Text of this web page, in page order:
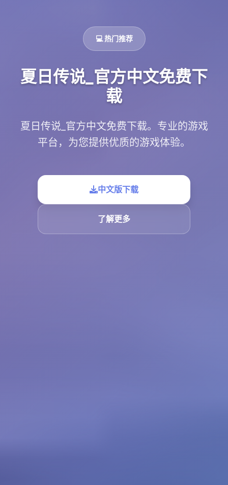
💻 热门推荐
夏日传说_官方中文免费下
载
夏日传说_官方中文免费下载。专业的游戏
平台，为您提供优质的游戏体验。
中文版下载
了解更多